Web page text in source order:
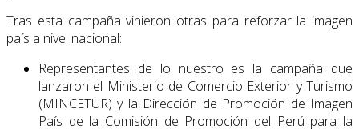
Tras esta campaña vinieron otras para reforzar la imagen
país a nivel nacional:
Representantes de lo nuestro es la campaña que
lanzaron el Ministerio de Comercio Exterior y Turismo
(MINCETUR) y la Dirección de Promoción de Imagen
País de la Comisión de Promoción del Perú para la